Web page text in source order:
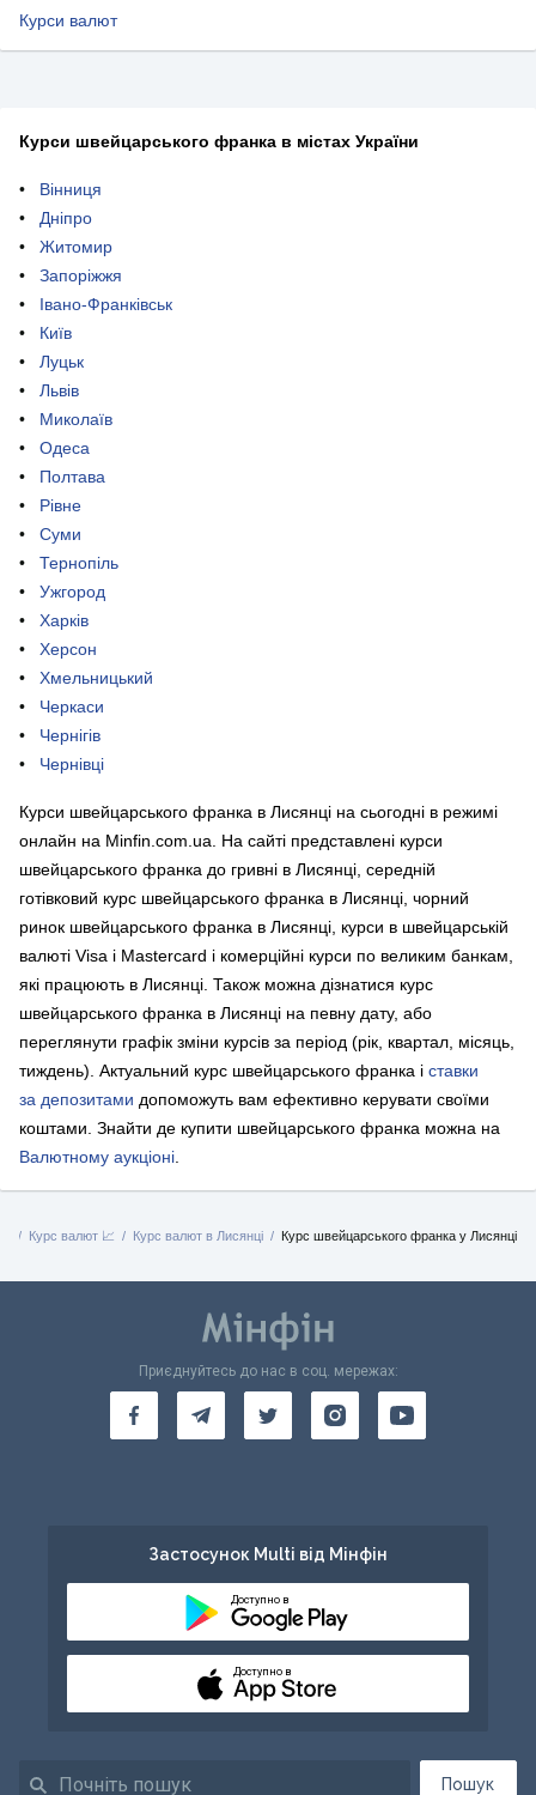
Курси валют
Курси швейцарського франка в містах України
Вінниця
Дніпро
Житомир
Запоріжжя
Івано-Франківськ
Київ
Луцьк
Львів
Миколаїв
Одеса
Полтава
Рівне
Суми
Тернопіль
Ужгород
Харків
Херсон
Хмельницький
Черкаси
Чернігів
Чернівці
Курси швейцарського франка в Лисянці на сьогодні в режимі
онлайн на Minfin.com.ua. На сайті представлені курси
швейцарського франка до гривні в Лисянці, середній
готівковий курс швейцарського франка в Лисянці, чорний
ринок швейцарського франка в Лисянці, курси в швейцарській
валюті Visa і Mastercard і комерційні курси по великим банкам,
які працюють в Лисянці. Також можна дізнатися курс
швейцарського франка в Лисянці на певну дату, або
переглянути графік зміни курсів за період (рік, квартал, місяць,
тиждень). Актуальний курс швейцарського франка і ставки
за депозитами допоможуть вам ефективно керувати своїми
коштами. Знайти де купити швейцарського франка можна на
Валютному аукціоні
Курс валют 📈 Курс валют в Лисянці Курс швейцарського франка у Лисянці
Пошук
Приєднуйтесь до нас в соц. мережах:
Застосунок Multi від Мінфін
Доступно в
Доступно в